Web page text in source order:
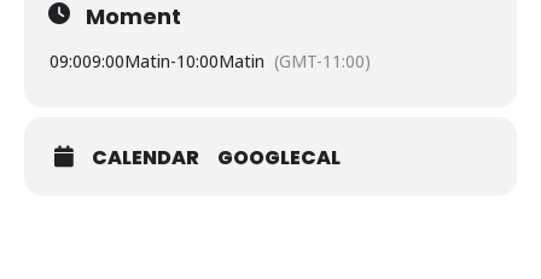
Moment
09:009:00Matin-10:00Matin (GMT-11:00)
CALENDAR GOOGLECAL